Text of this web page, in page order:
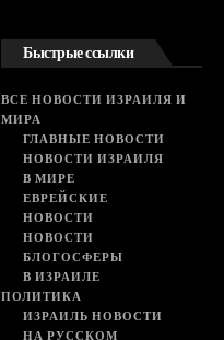
Быстрые ссылки
ВСЕ НОВОСТИ ИЗРАИЛЯ И
МИРА
ГЛАВНЫЕ НОВОСТИ
НОВОСТИ ИЗРАИЛЯ
В МИРЕ
ЕВРЕЙСКИЕ
НОВОСТИ
НОВОСТИ
БЛОГОСФЕРЫ
В ИЗРАИЛЕ
ПОЛИТИКА
ИЗРАИЛЬ НОВОСТИ
НА РУССКОМ